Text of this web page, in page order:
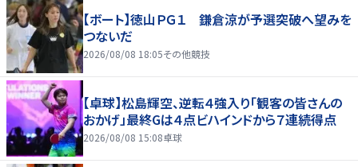
【ボート】徳山ＰＧ１ 鎌倉涼が予選突破へ望みを
つないだ
2026/08/08 18:05その他競技
【卓球】松島輝空、逆転４強入り「観客の皆さんの
おかげ」最終Gは４点ビハインドから７連続得点
2026/08/08 15:08卓球